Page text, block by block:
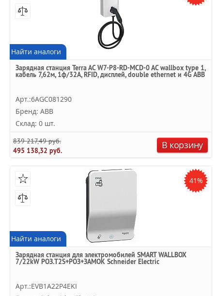
Найти аналоги
Зарядная станция Terra AC W7-P8-RD-MCD-0 AC wallbox type 1,
кабель 7,62м, 1ф/32A, RFID, дисплей, double ethernet и 4G ABB
Арт.:6AGC081290
Бренд: ABB
Склад: 0 шт.
839 217,49 руб.
495 138,32 руб.
В корзину
41%
Найти аналоги
Зарядная станция для электромобилей SMART WALLBOX
7/22kW РОЗ.T2S+РОЗ+ЗАМОК Schneider Electric
Арт.:EVB1A22P4EKI